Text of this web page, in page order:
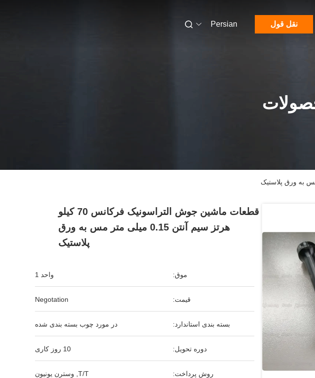
نقل قول Persian
قطعات ماشین جوش التراسونیک فرکانس 70 کیلو
هرتز سیم آنتن 0.15 میلی متر مس به ورق
پلاستیک
موق: واحد 1
قیمت: Negotation
بسته بندی استاندارد: در مورد چوب بسته بندی شده
دوره تحویل: 10 روز کاری
روش پرداخت: T/T, وسترن یونیون